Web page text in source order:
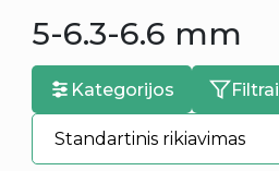
5-6.3-6.6 mm
Kategorijos Filtrai